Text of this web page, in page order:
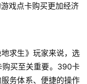
戏点卡购买更加经济
求生》玩家来说，选
买至关重要。390卡
务体系、便捷的操作